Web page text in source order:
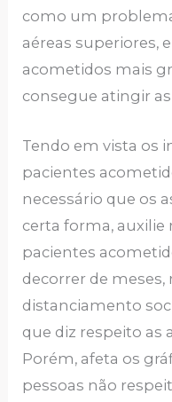
como um
aéreas superiores,
acometidos mais
consegue atingir
Tendo em vista os
pacientes
necessário que os
certa forma,
pacientes
decorrer de
distanciamento
que diz respeito as
Porém, afeta os
pessoas não